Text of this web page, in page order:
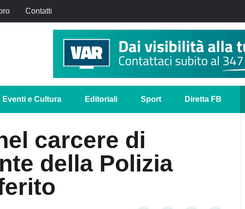
Contatti
Eventi e Cultura Editoriali Sport Diretta FB
carcere di
della Polizia